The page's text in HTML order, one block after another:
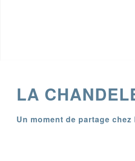
LA
Un moment de partage chez